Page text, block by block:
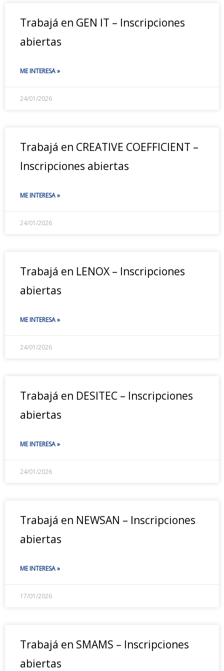
Trabajá en GEN IT – Inscripciones
abiertas
ME INTERESA »
24/01/2026
Trabajá en CREATIVE COEFFICIENT –
Inscripciones abiertas
ME INTERESA »
24/01/2026
Trabajá en LENOX – Inscripciones
abiertas
ME INTERESA »
24/01/2026
Trabajá en DESITEC – Inscripciones
abiertas
ME INTERESA »
24/01/2026
Trabajá en NEWSAN – Inscripciones
abiertas
ME INTERESA »
17/01/2026
Trabajá en SMAMS – Inscripciones
abiertas